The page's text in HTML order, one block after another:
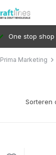
One stop shop
Prima Marketing
Sorteren